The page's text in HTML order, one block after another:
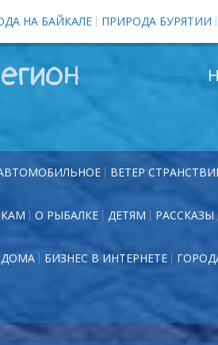
НА БАЙКАЛЕ ПРИРОДА БУРЯТИИ
ВЕТЕР
О РЫБАЛКЕ ДЕТЯМ РАССКАЗЫ
ДОМА БИЗНЕС В ИНТЕРНЕТЕ